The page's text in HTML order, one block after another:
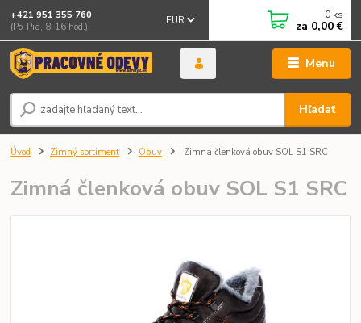
Menu
EUR
Hľadať
+421 951 355 760
(Po-Pia, 8-16 hod.)
0 ks
za 0,00 €
Úvod Zimný sortiment Obuv Zimná členková obuv SOL S1 SRC
Zimná členková obuv SOL S1 SRC